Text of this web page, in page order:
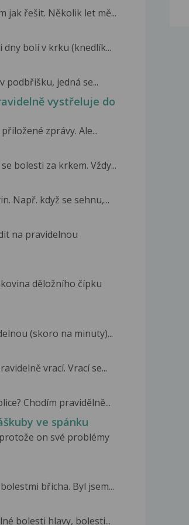
jak řešit. Několik let mě...
dny bolí v krku (knedlík...
podbřišku, jedná se...
vystřeluje do
zprávy. Ale...
bolesti za krkem. Vždy...
Např. když se sehnu,...
na pravidelnou
děložního čípku
(skoro na minuty)...
vrací. Vrací se...
Chodím pravidělně...
ve spánku
on své problémy
břicha. Byl jsem...
bolesti hlavy, bolesti...